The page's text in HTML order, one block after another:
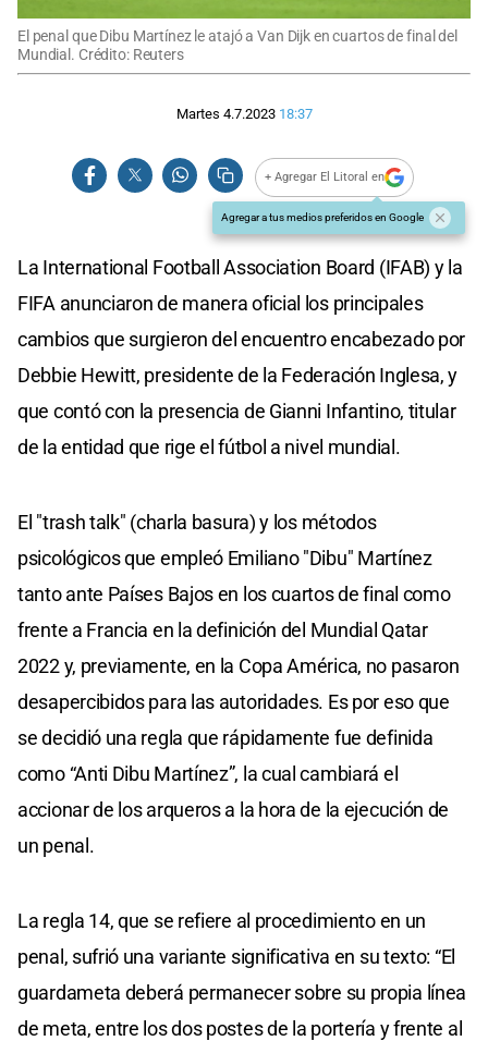
El penal que Dibu Martínez le atajó a Van Dijk en cuartos de final del
Mundial. Crédito: Reuters
Martes 4.7.2023 18:37
+ Agregar El Litoral en
Agregar a tus medios preferidos en Google
La International Football Association Board (IFAB) y la
FIFA anunciaron de manera oficial los principales
cambios que surgieron del encuentro encabezado por
Debbie Hewitt, presidente de la Federación Inglesa, y
que contó con la presencia de Gianni Infantino, titular
de la entidad que rige el fútbol a nivel mundial.
El "trash talk" (charla basura) y los métodos
psicológicos que empleó Emiliano "Dibu" Martínez
tanto ante Países Bajos en los cuartos de final como
frente a Francia en la definición del Mundial Qatar
2022 y, previamente, en la Copa América, no pasaron
desapercibidos para las autoridades. Es por eso que
se decidió una regla que rápidamente fue definida
como “Anti Dibu Martínez”, la cual cambiará el
accionar de los arqueros a la hora de la ejecución de
un penal.
La regla 14, que se refiere al procedimiento en un
penal, sufrió una variante significativa en su texto: “El
guardameta deberá permanecer sobre su propia línea
de meta, entre los dos postes de la portería y frente al